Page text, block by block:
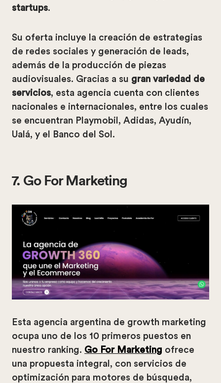
startups.
Su oferta incluye la creación de estrategias
de redes sociales y generación de leads,
además de la producción de piezas
audiovisuales. Gracias a su gran variedad de
servicios, esta agencia cuenta con clientes
nacionales e internacionales, entre los cuales
se encuentran Playmobil, Adidas, Ayudín,
Ualá, y el Banco del Sol.
7. Go For Marketing
Esta agencia argentina de growth marketing
ocupa uno de los 10 primeros puestos en
nuestro ranking. Go For Marketing ofrece
una propuesta integral, con servicios de
optimización para motores de búsqueda,